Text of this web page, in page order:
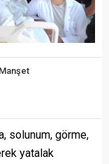
Manşet
solunum, görme,
yatalak